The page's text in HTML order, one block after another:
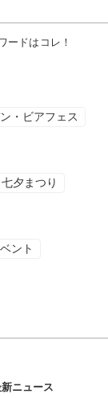
ードはコレ！
・ビアフェス
七夕まつり
ント
ニュース